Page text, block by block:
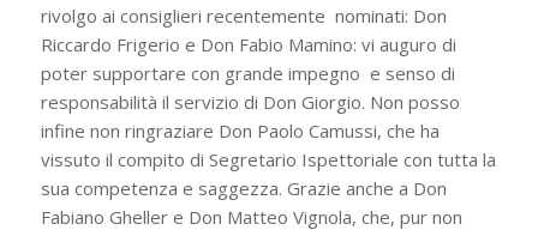
rivolgo ai consiglieri recentemente nominati: Don
Riccardo Frigerio e Don Fabio Mamino: vi auguro di
poter supportare con grande impegno e senso di
responsabilità il servizio di Don Giorgio. Non posso
infine non ringraziare Don Paolo Camussi, che ha
vissuto il compito di Segretario Ispettoriale con tutta la
sua competenza e saggezza. Grazie anche a Don
Fabiano Gheller e Don Matteo Vignola, che, pur non